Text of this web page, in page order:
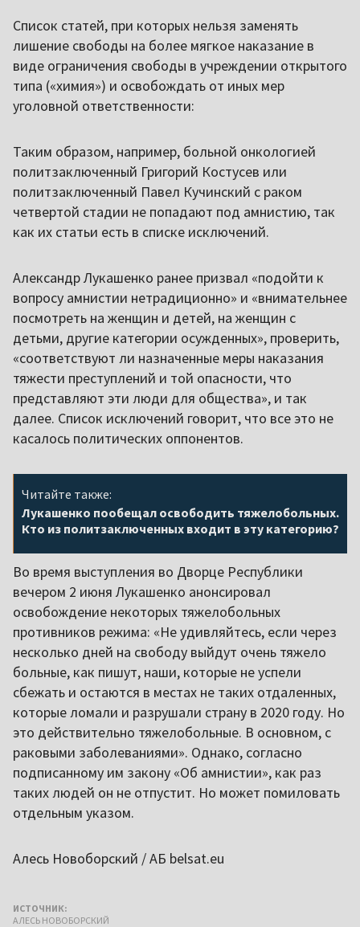
Список статей, при которых нельзя заменять
лишение свободы на более мягкое наказание в
виде ограничения свободы в учреждении открытого
типа («химия») и освобождать от иных мер
уголовной ответственности:
Таким образом, например, больной онкологией
политзаключенный Григорий Костусев или
политзаключенный Павел Кучинский с раком
четвертой стадии не попадают под амнистию, так
как их статьи есть в списке исключений.
Александр Лукашенко ранее призвал «подойти к
вопросу амнистии нетрадиционно» и «внимательнее
посмотреть на женщин и детей, на женщин с
детьми, другие категории осужденных», проверить,
«соответствуют ли назначенные меры наказания
тяжести преступлений и той опасности, что
представляют эти люди для общества», и так
далее. Список исключений говорит, что все это не
касалось политических оппонентов.
Читайте также:
Лукашенко пообещал освободить тяжелобольных.
Кто из политзаключенных входит в эту категорию?
Во время выступления во Дворце Республики
вечером 2 июня Лукашенко анонсировал
освобождение некоторых тяжелобольных
противников режима: «Не удивляйтесь, если через
несколько дней на свободу выйдут очень тяжело
больные, как пишут, наши, которые не успели
сбежать и остаются в местах не таких отдаленных,
которые ломали и разрушали страну в 2020 году. Но
это действительно тяжелобольные. В основном, с
раковыми заболеваниями». Однако, согласно
подписанному им закону «Об амнистии», как раз
таких людей он не отпустит. Но может помиловать
отдельным указом.
Алесь Новоборский / АБ belsat.eu
ИСТОЧНИК:
АЛЕСЬ НОВОБОРСКИЙ